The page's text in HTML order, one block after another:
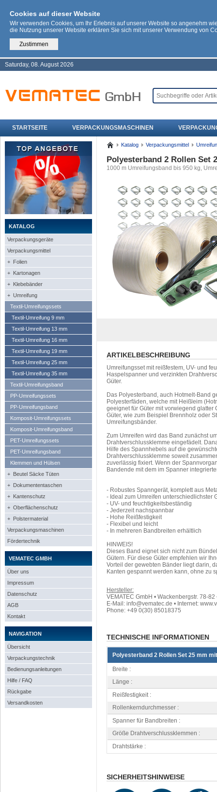
Cookies auf dieser Website
Wir verwenden Cookies, um Ihr Erlebnis auf unserer Website so angenehm
die Nutzung unserer Website erklären Sie sich mit unserer Verwendung von
Zustimmen
Saturday, 08. August 2026
STARTSEITE VERPACKUNGSMASCHINEN
KATALOG
Verpackungsgeräte
Verpackungsmittel
+ Folien
+ Kartonagen
+ Klebebänder
+ Umreifung
Textil-Umreifungssets
Textil-Umreifung 9 mm
Textil-Umreifung 13 mm
Textil-Umreifung 16 mm
Textil-Umreifung 19 mm
Textil-Umreifung 25 mm
Textil-Umreifung 35 mm
Textil-Umreifungsband
PP-Umreifungssets
PP-Umreifungsband
Komposit-Umreifungssets
Komposit-Umreifungsband
PET-Umreifungssets
PET-Umreifungsband
Klemmen und Hülsen
+ Beutel Säcke Tüten
+ Dokumententaschen
+ Kantenschutz
+ Oberflächenschutz
+ Polstermaterial
Verpackungsmaschinen
Fördertechnik
VEMATEC GMBH
Über uns
Impressum
Datenschutz
AGB
Kontakt
NAVIGATION
Übersicht
Verpackungstechnik
Bedienungsanleitungen
Hilfe / FAQ
Rückgabe
Versandkosten
Katalog Verpackungsmittel
Polyesterband 2 Rollen Set
1000 m Umreifungsband bis 950 kg,
ARTIKELBESCHREIBUNG
Umreifungsset mit reißfestem, UV- und
Haspelspanner und verzinkten
Güter.
Das Polyesterband, auch Hotmelt-Band
Polyesterfäden, welche mit Heißleim
geeignet für Güter mit vorwiegend
Güter, wie zum Beispiel Brennholz oder
Umreifungsbänder.
Zum Umreifen wird das Band zunächst
Drahtverschlussklemme eingefädelt.
Hilfe des Spannhebels auf die
Drahtverschlussklemme soweit
zuverlässig fixiert. Wenn der
Bandende mit dem im Spanner
- Robustes Spanngerät, komplett aus
- Ideal zum Umreifen unterschiedlichster
- UV- und feuchtigkeitsbeständig
- Jederzeit nachspannbar
- Hohe Reißfestigkeit
- Flexibel und leicht
- In mehreren Bandbreiten erhältlich
HINWEIS!
Dieses Band eignet sich nicht zum
Gütern. Für diese Güter empfehlen wir
Vorteil der gewebten Bänder liegt darin,
Kanten gespannt werden kann, ohne zu
Hersteller:
VEMATEC GmbH • Wackenbergstr. 78-
E-Mail: info@vematec.de • Internet:
Phone: +49 0(30) 85018375
TECHNISCHE INFORMATIONEN
Polyesterband 2 Rollen Set 25 mm
Breite :
Länge :
Reißfestigkeit :
Rollenkerndurchmesser :
Spanner für Bandbreiten :
Größe Drahtverschlussklemmen :
Drahtstärke :
SICHERHEITSHINWEISE